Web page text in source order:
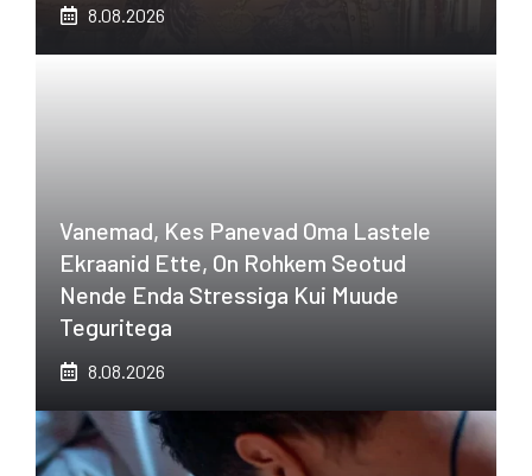
8.08.2026
Vanemad, Kes Panevad Oma Lastele
Ekraanid Ette, On Rohkem Seotud
Nende Enda Stressiga Kui Muude
Teguritega
8.08.2026